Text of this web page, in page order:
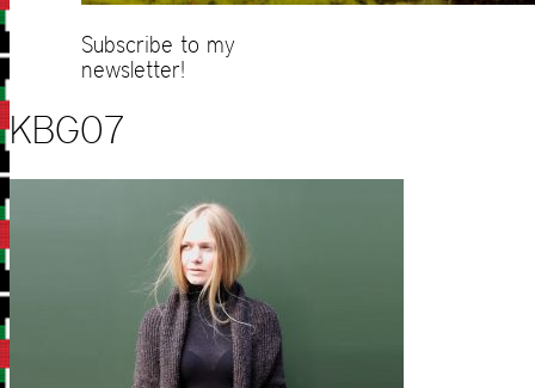
Subscribe to my
newsletter!
KBG07